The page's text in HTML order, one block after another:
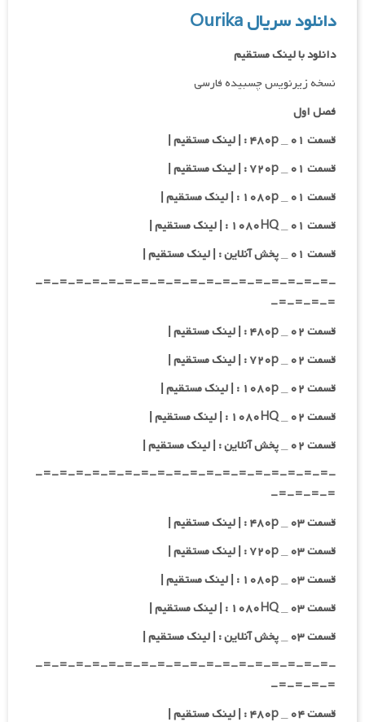
دانلود سریال Ourika
دانلود با لینک مستقیم
نسخه زیرنویس چسبیده فارسی
فصل اول
قسمت ۰۱ _ ۴۸۰p : | لینک مستقیم |
قسمت ۰۱ _ ۷۲۰p : | لینک مستقیم |
قسمت ۰۱ _ ۱۰۸۰p : | لینک مستقیم |
قسمت ۰۱ _ ۱۰۸۰HQ : | لینک مستقیم |
قسمت ۰۱ _ پخش آنلاین : | لینک مستقیم |
-=-=-=-=-=-=-=-=-=-=-=-=-=-=-=-=-=-=-
=-=-=-=-
قسمت ۰۲ _ ۴۸۰p : | لینک مستقیم |
قسمت ۰۲ _ ۷۲۰p : | لینک مستقیم |
قسمت ۰۲ _ ۱۰۸۰p : | لینک مستقیم |
قسمت ۰۲ _ ۱۰۸۰HQ : | لینک مستقیم |
قسمت ۰۲ _ پخش آنلاین : | لینک مستقیم |
-=-=-=-=-=-=-=-=-=-=-=-=-=-=-=-=-=-=-
=-=-=-=-
قسمت ۰۳ _ ۴۸۰p : | لینک مستقیم |
قسمت ۰۳ _ ۷۲۰p : | لینک مستقیم |
قسمت ۰۳ _ ۱۰۸۰p : | لینک مستقیم |
قسمت ۰۳ _ ۱۰۸۰HQ : | لینک مستقیم |
قسمت ۰۳ _ پخش آنلاین : | لینک مستقیم |
-=-=-=-=-=-=-=-=-=-=-=-=-=-=-=-=-=-=-
=-=-=-=-
قسمت ۰۴ _ ۴۸۰p : | لینک مستقیم |